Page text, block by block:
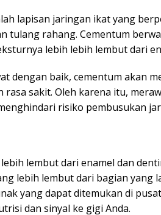
lapisan jaringan ikat yang
tulang rahang. Cementum
lebih lebih lembut dari
dengan baik, cementum akan
rasa sakit. Oleh karena itu,
risiko pembusukan
lembut dari enamel dan
lebih lembut dari bagian yang
yang dapat ditemukan di
dan sinyal ke gigi Anda.